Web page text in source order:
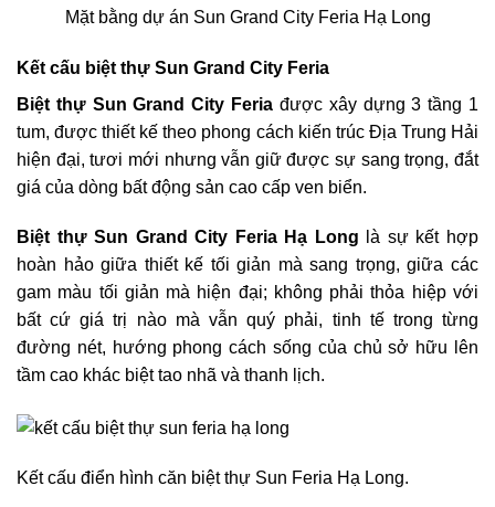
Mặt bằng dự án Sun Grand City Feria Hạ Long
Kết cấu biệt thự Sun Grand City Feria
Biệt thự Sun Grand City Feria được xây dựng 3 tầng 1
tum, được thiết kế theo phong cách kiến trúc Địa Trung Hải
hiện đại, tươi mới nhưng vẫn giữ được sự sang trọng, đắt
giá của dòng bất động sản cao cấp ven biển.
Biệt thự Sun Grand City Feria Hạ Long là sự kết hợp
hoàn hảo giữa thiết kế tối giản mà sang trọng, giữa các
gam màu tối giản mà hiện đại; không phải thỏa hiệp với
bất cứ giá trị nào mà vẫn quý phải, tinh tế trong từng
đường nét, hướng phong cách sống của chủ sở hữu lên
tầm cao khác biệt tao nhã và thanh lịch.
Kết cấu điển hình căn biệt thự Sun Feria Hạ Long.